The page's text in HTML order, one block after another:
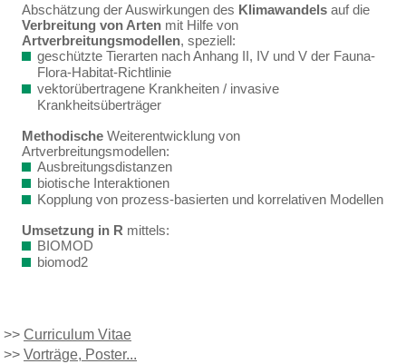
Abschätzung der Auswirkungen des Klimawandels auf die
Verbreitung von Arten mit Hilfe von
Artverbreitungsmodellen, speziell:
geschützte Tierarten nach Anhang II, IV und V der Fauna-
Flora-Habitat-Richtlinie
vektorübertragene Krankheiten / invasive
Krankheitsüberträger
Methodische Weiterentwicklung von
Artverbreitungsmodellen:
Ausbreitungsdistanzen
biotische Interaktionen
Kopplung von prozess-basierten und korrelativen Modellen
Umsetzung in R mittels:
BIOMOD
biomod2
>> Curriculum Vitae
>> Vorträge, Poster...